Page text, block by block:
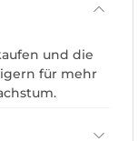
und die
für mehr